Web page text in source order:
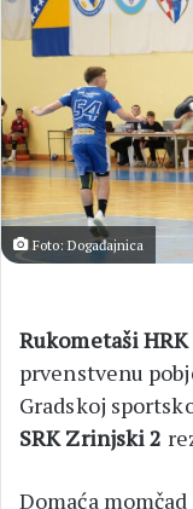
Foto: Događajnica
Rukometaši
prvenstvenu
Gradskoj
SRK Zrinjski 2
Domaća